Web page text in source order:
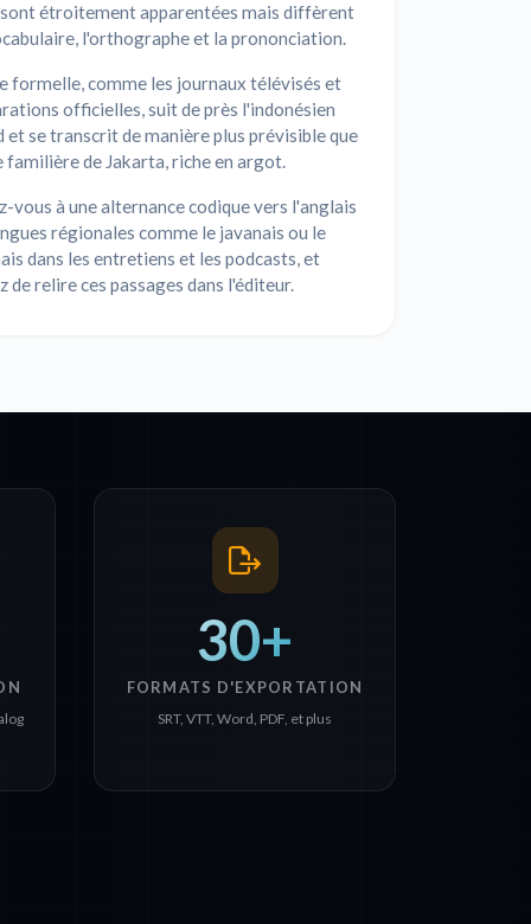
étroitement apparentées mais diffèrent
l'orthographe et la prononciation.
formelle, comme les journaux télévisés et
officielles, suit de près l'indonésien
et se transcrit de manière plus prévisible que
familière de Jakarta, riche en argot.
vous à une alternance codique vers l'anglais
régionales comme le javanais ou le
dans les entretiens et les podcasts, et
de relire ces passages dans l'éditeur.
30+
FORMATS D'EXPORTATION
SRT, VTT, Word, PDF, et plus